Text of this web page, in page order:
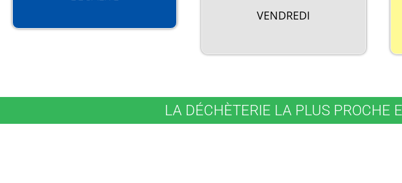
VENDREDI
LA DÉCHÈTERIE LA PLUS PROCHE